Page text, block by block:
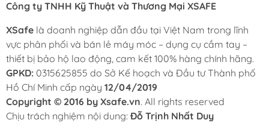
Công ty TNHH Kỹ Thuật và Thương Mại XSAFE
XSafe là doanh nghiệp dẫn đầu tại Việt Nam trong lĩnh
vực phân phối và bán lẻ máy móc – dụng cụ cầm tay –
thiết bị bảo hộ lao động, cam kết 100% hàng chính hãng.
GPKD: 0315625855 do Sở Kế hoạch và Đầu tư Thành phố
Hồ Chí Minh cấp ngày 12/04/2019
Copyright © 2016 by Xsafe.vn. All rights reserved
Chịu trách nghiệm nội dung: Đỗ Trịnh Nhất Duy